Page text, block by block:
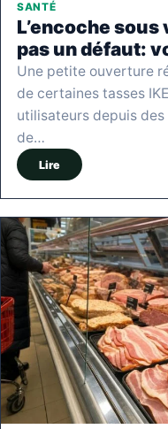
SANTÉ
L’encoche sous
pas un défaut:
Une petite ouverture
de certaines tasses
utilisateurs depuis
de…
Lire